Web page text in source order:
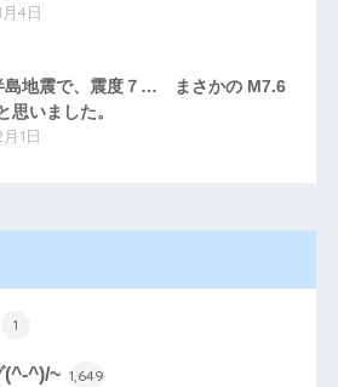
4日
島地震で、震度７… まさかの M7.6
思いました。
1日
1
(^-^)/~ 1,649